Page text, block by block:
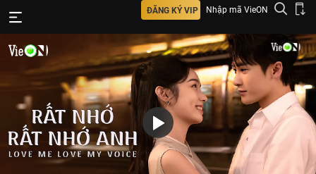
ĐĂNG KÝ VIP Nhập mã VieON